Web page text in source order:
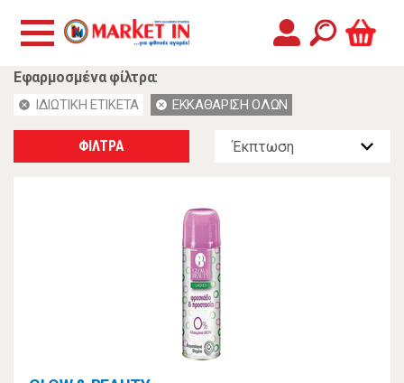
Εφαρμοσμένα φίλτρα:
cancel ΙΔΙΩΤΙΚΗ ΕΤΙΚΕΤΑ cancel ΕΚΚΑΘΑΡΙΣΗ ΟΛΩΝ
ΦΙΛΤΡΑ